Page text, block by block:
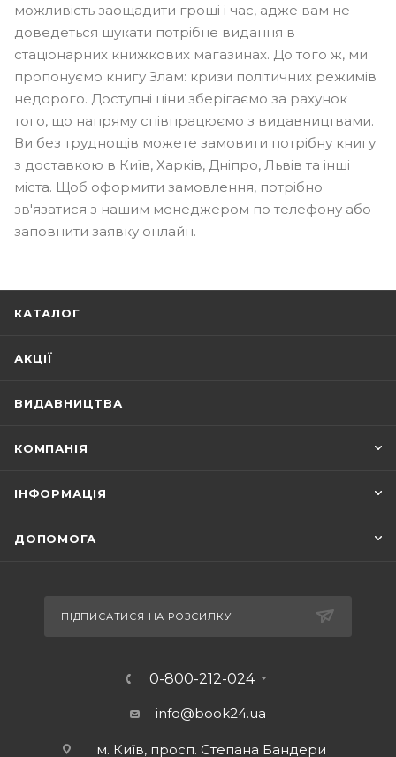
можливість заощадити гроші і час, адже вам не
доведеться шукати потрібне видання в
стаціонарних книжкових магазинах. До того ж, ми
пропонуємо книгу Злам: кризи політичних режимів
недорого. Доступні ціни зберігаємо за рахунок
того, що напряму співпрацюємо з видавництвами.
Ви без труднощів можете замовити потрібну книгу
з доставкою в Київ, Харків, Дніпро, Львів та інші
міста. Щоб оформити замовлення, потрібно
зв'язатися з нашим менеджером по телефону або
заповнити заявку онлайн.
КАТАЛОГ
АКЦІЇ
ВИДАВНИЦТВА
КОМПАНІЯ
ІНФОРМАЦІЯ
ДОПОМОГА
ПІДПИСАТИСЯ НА РОЗСИЛКУ
0-800-212-024
info@book24.ua
м. Київ, просп. Степана Бандери